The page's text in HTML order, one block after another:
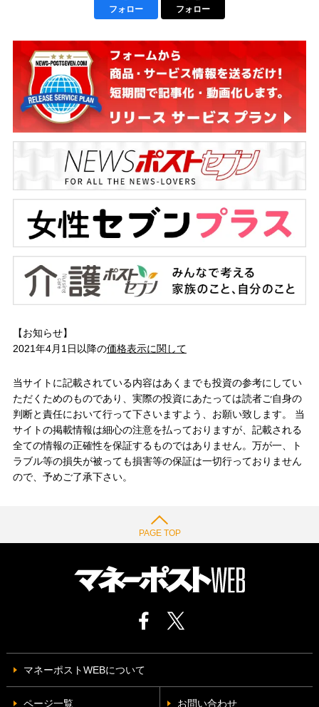
フォロー フォロー
【お知らせ】
2021年4月1日以降の価格表示に関して
当サイトに記載されている内容はあくまでも投資の参考にしてい
ただくためのものであり、実際の投資にあたっては読者ご自身の
判断と責任において行って下さいますよう、お願い致します。 当
サイトの掲載情報は細心の注意を払っておりますが、記載される
全ての情報の正確性を保証するものではありません。万が一、ト
ラブル等の損失が被っても損害等の保証は一切行っておりません
ので、予めご了承下さい。
PAGE TOP
マネーポストWEBについて
ページ一覧 お問い合わせ